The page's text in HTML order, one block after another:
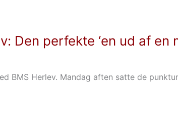
Den perfekte ‘en ud af en
BMS Herlev. Mandag aften satte de